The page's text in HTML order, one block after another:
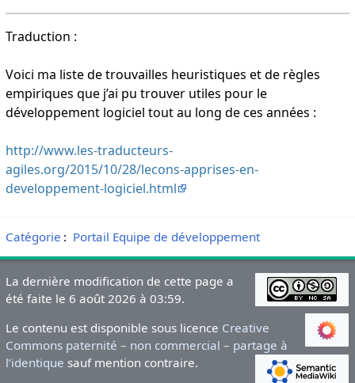
Traduction :
Voici ma liste de trouvailles heuristiques et de règles
empiriques que j’ai pu trouver utiles pour le
développement logiciel tout au long de ces années :
http://www.les-traducteurs-
agiles.org/2015/10/28/lecons-apprises-en-
developpement-logiciel.html
Catégorie : Portail Equipe de développement
La dernière modification de cette page a
été faite le 6 août 2026 à 03:59.
Le contenu est disponible sous licence Creative
Commons paternité – non commercial – partage à
l’identique sauf mention contraire.